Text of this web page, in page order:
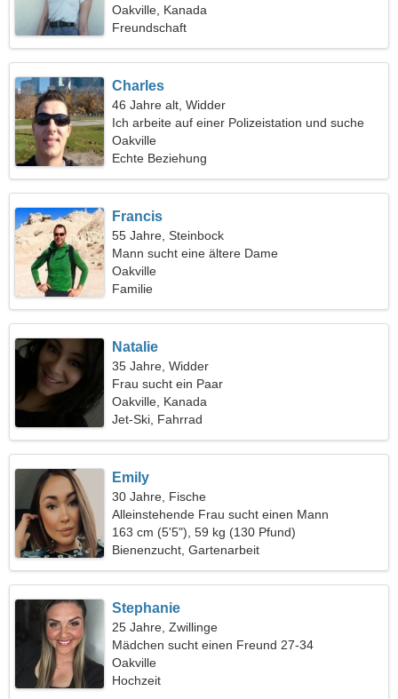
Oakville, Kanada
Freundschaft
Charles
46 Jahre alt, Widder
Ich arbeite auf einer Polizeistation und suche
eine leidenschaftliche Frau
Oakville
Echte Beziehung
Francis
55 Jahre, Steinbock
Mann sucht eine ältere Dame
Oakville
Familie
Natalie
35 Jahre, Widder
Frau sucht ein Paar
Oakville, Kanada
Jet-Ski, Fahrrad
Emily
30 Jahre, Fische
Alleinstehende Frau sucht einen Mann
163 cm (5'5"), 59 kg (130 Pfund)
Bienenzucht, Gartenarbeit
Stephanie
25 Jahre, Zwillinge
Mädchen sucht einen Freund 27-34
Oakville
Hochzeit